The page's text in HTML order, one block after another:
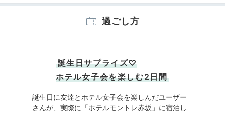
過ごし方
誕生日サプライズ♡
ホテル女子会を楽しむ2日間
誕生日に友達とホテル女子会を楽しんだユーザー
さんが、実際に「ホテルモントレ赤坂」に宿泊し